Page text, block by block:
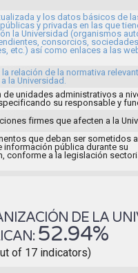
y los datos básicos de
y privadas en las que
la Universidad (organismos
consorcios, sociedades
etc.) así como enlaces a las
relación de la normativa
la Universidad.
de unidades administrativos a
su responsable y
firmes que afecten a la
que deban ser sometidos
información pública durante su
conforme a la legislación
DE LA
52.94%
of 17 indicators)